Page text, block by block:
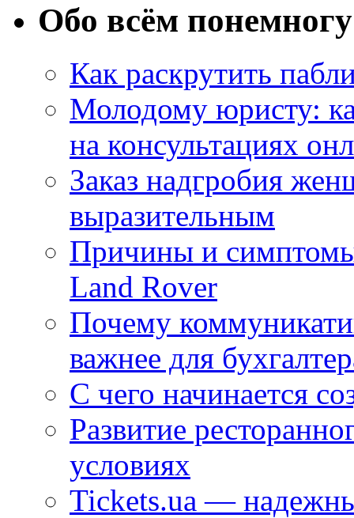
Обо всём понемногу
Как раскрутить
Молодому юристу:
на консультациях
Заказ надгробия
выразительным
Причины и
Land Rover
Почему
важнее для
С чего начинается
Развитие
условиях
Tickets.ua —